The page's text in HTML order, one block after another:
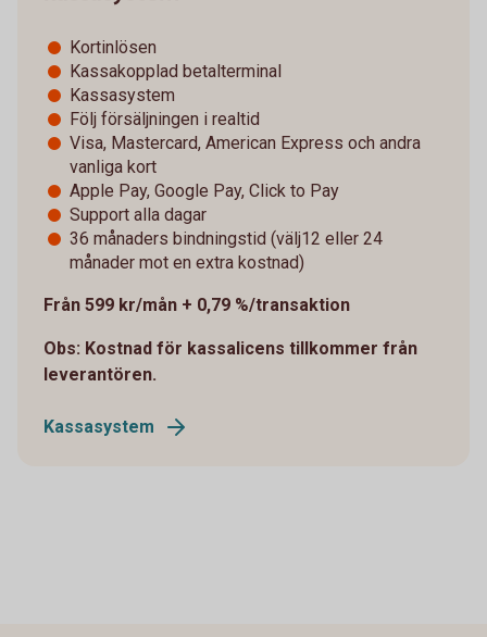
Kortinlösen
Kassakopplad betalterminal
Kassasystem
Följ försäljningen i realtid
Visa, Mastercard, American Express och andra
vanliga kort
Apple Pay, Google Pay, Click to Pay
Support alla dagar
36 månaders bindningstid (välj12 eller 24
månader mot en extra kostnad)
Från 599 kr/mån + 0,79 %/transaktion
Obs: Kostnad för kassalicens tillkommer från
leverantören.
Kassasystem